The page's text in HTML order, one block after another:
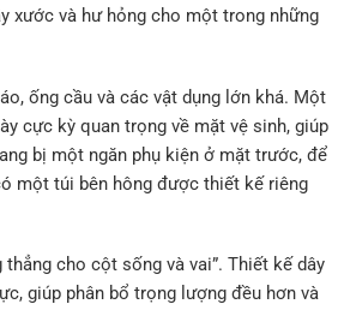
xước và hư hỏng cho một trong những
ống cầu và các vật dụng lớn khá. Một
cực kỳ quan trọng về mặt vệ sinh, giúp
bị một ngăn phụ kiện ở mặt trước, để
một túi bên hông được thiết kế riêng
cho cột sống và vai”. Thiết kế dây
giúp phân bổ trọng lượng đều hơn và